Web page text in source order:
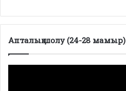
Апталық шолу (24-28 мамыр)